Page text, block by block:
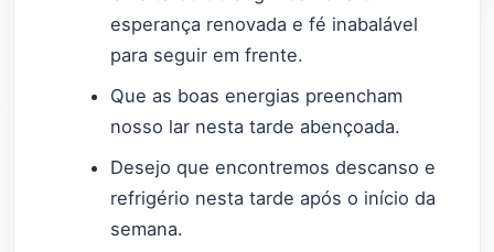
esperança renovada e fé inabalável
para seguir em frente.
Que as boas energias preencham
nosso lar nesta tarde abençoada.
Desejo que encontremos descanso e
refrigério nesta tarde após o início da
semana.